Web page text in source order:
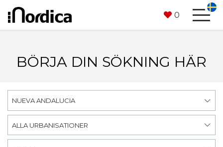
0
BÖRJA DIN SÖKNING HÄR
NUEVA ANDALUCIA
ALLA URBANISATIONER